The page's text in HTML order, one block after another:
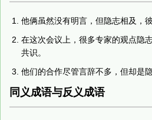
他俩虽然没有明言，但隐志相及，
在这次会议上，很多专家的观点隐
共识。
他们的合作尽管言辞不多，但却是
同义成语与反义成语